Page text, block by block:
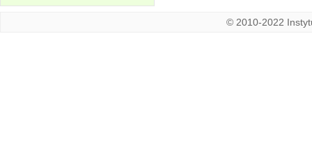
© 2010-2022